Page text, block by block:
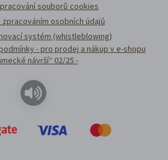
souborů cookies
zpracováním osobních údajů
systém (whistleblowing)
- pro prodej a nákup v e-shopu
návrší“ 02/25 -